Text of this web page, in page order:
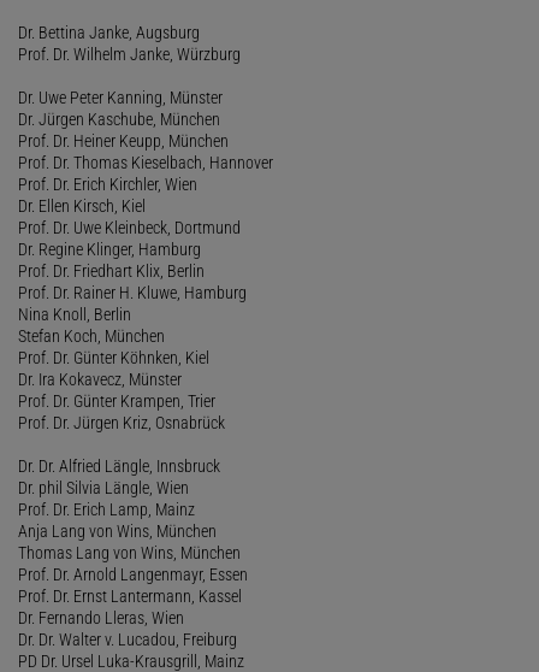
Dr. Bettina Janke, Augsburg
Prof. Dr. Wilhelm Janke, Würzburg
Dr. Uwe Peter Kanning, Münster
Dr. Jürgen Kaschube, München
Prof. Dr. Heiner Keupp, München
Prof. Dr. Thomas Kieselbach, Hannover
Prof. Dr. Erich Kirchler, Wien
Dr. Ellen Kirsch, Kiel
Prof. Dr. Uwe Kleinbeck, Dortmund
Dr. Regine Klinger, Hamburg
Prof. Dr. Friedhart Klix, Berlin
Prof. Dr. Rainer H. Kluwe, Hamburg
Nina Knoll, Berlin
Stefan Koch, München
Prof. Dr. Günter Köhnken, Kiel
Dr. Ira Kokavecz, Münster
Prof. Dr. Günter Krampen, Trier
Prof. Dr. Jürgen Kriz, Osnabrück
Dr. Dr. Alfried Längle, Innsbruck
Dr. phil Silvia Längle, Wien
Prof. Dr. Erich Lamp, Mainz
Anja Lang von Wins, München
Thomas Lang von Wins, München
Prof. Dr. Arnold Langenmayr, Essen
Prof. Dr. Ernst Lantermann, Kassel
Dr. Fernando Lleras, Wien
Dr. Dr. Walter v. Lucadou, Freiburg
PD Dr. Ursel Luka-Krausgrill, Mainz